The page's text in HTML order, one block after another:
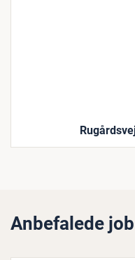
Anbefalede job